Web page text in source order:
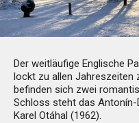
Der weitläufige Englische
lockt zu allen Jahreszeiten
befinden sich zwei
Schloss steht das Antonín-
Karel Otáhal (1962).